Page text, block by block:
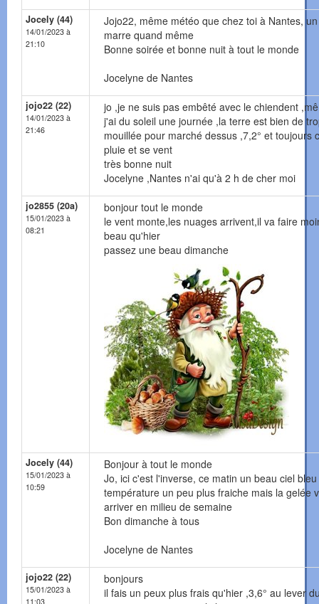
Jocely (44)
14/01/2023 à
21:10
Jojo22, même météo que chez toi à Nantes,
marre quand même
Bonne soirée et bonne nuit à tout le monde
Jocelyne de Nantes
jojo22 (22)
14/01/2023 à
21:46
jo ,je ne suis pas embêté avec le chiendent
j'ai du soleil une journée ,la terre est bien de
mouillée pour marché dessus ,7,2° et toujours
pluie et se vent
très bonne nuit
Jocelyne ,Nantes n'ai qu'à 2 h de cher moi
jo2855 (20a)
15/01/2023 à
08:21
bonjour tout le monde
le vent monte,les nuages arrivent,il va faire
beau qu'hier
passez une beau dimanche
Jocely (44)
15/01/2023 à
10:59
Bonjour à tout le monde
Jo, ici c'est l'inverse, ce matin un beau ciel
température un peu plus fraiche mais la gelée
arriver en milieu de semaine
Bon dimanche à tous
Jocelyne de Nantes
jojo22 (22)
15/01/2023 à
11:03
bonjours
il fais un peux plus frais qu'hier ,3,6° au lever